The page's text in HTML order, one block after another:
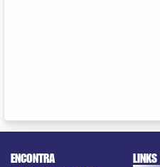
ENCONTRA